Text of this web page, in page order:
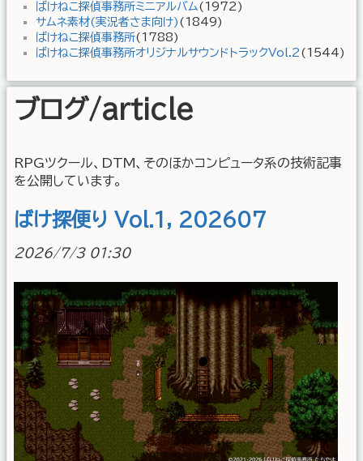
ばけねこ探偵事務所ミニアルバム(1972)
サムネ素材(実況者さま向け) (1849)
ばけねこ探偵事務所(1788)
ばけねこ探偵事務所オリジナルサウンドトラックVol.2 (1544)
ブログ/article
RPGツクール、DTM、そのほかコンピュータ系の技術記事
を公開しています。
ばけ探便り Vol.1, 202607
2026/7/3 01:30